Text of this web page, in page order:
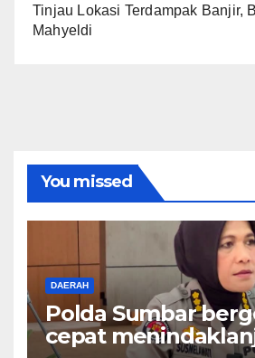
Tinjau Lokasi Terdampak Banjir,
Mahyeldi
You missed
DAERAH
Polda Sumbar
cepat